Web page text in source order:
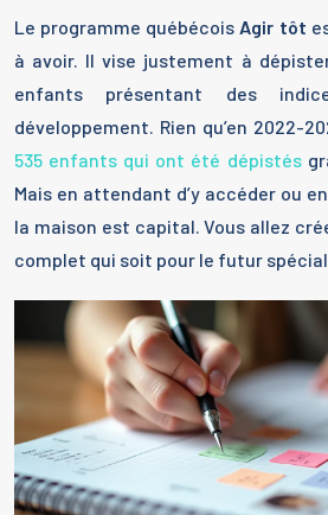
Le programme québécois Agir tôt
à avoir. Il vise justement à
enfants présentant des
développement. Rien qu’en 2022-
535 enfants qui ont été dépistés
Mais en attendant d’y accéder ou
la maison est capital. Vous allez
complet qui soit pour le futur